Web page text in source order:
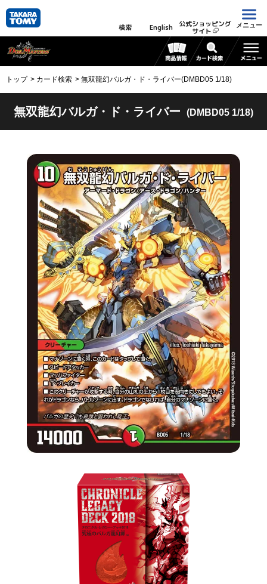
検索 English 公式ショッピング
サイト
メニュー
トップ カード検索 無双龍幻バルガ・ド・ライバー(DMBD05 1/18)
無双龍幻バルガ・ド・ライバー (DMBD05 1/18)